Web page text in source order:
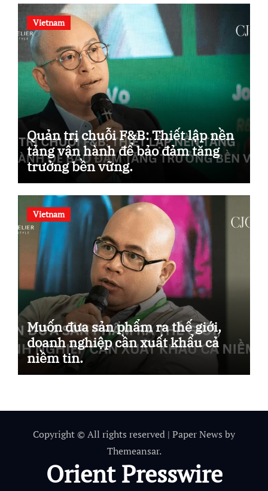
Vietnam
Quản trị chuỗi F&B: Thiết lập nền
tảng vận hành để bảo đảm tăng
trưởng bền vững.
Vietnam
Muốn đưa sản phẩm ra thế giới,
doanh nghiệp cần xuất khẩu cả
niềm tin.
Copyright © All rights reserved | Paper News by
Themeansar.
Orient Presswire